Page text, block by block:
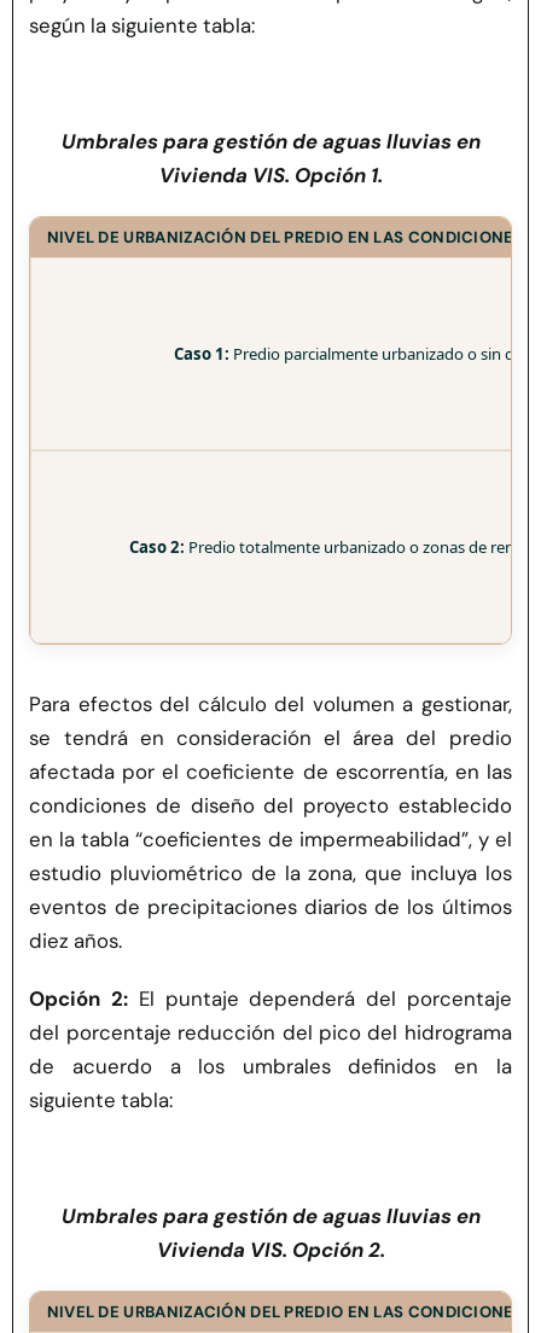
según la siguiente tabla:
Umbrales para gestión de aguas lluvias en
Vivienda VIS. Opción 1.
NIVEL DE URBANIZACIÓN DEL PREDIO EN LAS CONDICIONES
Caso 1: Predio parcialmente urbanizado o sin
Caso 2: Predio totalmente urbanizado o zonas de
Para efectos del cálculo del volumen a gestionar,
se tendrá en consideración el área del predio
afectada por el coeficiente de escorrentía, en las
condiciones de diseño del proyecto establecido
en la tabla “coeficientes de impermeabilidad”, y el
estudio pluviométrico de la zona, que incluya los
eventos de precipitaciones diarios de los últimos
diez años.
Opción 2: El puntaje dependerá del porcentaje
del porcentaje reducción del pico del hidrograma
de acuerdo a los umbrales definidos en la
siguiente tabla:
Umbrales para gestión de aguas lluvias en
Vivienda VIS. Opción 2.
NIVEL DE URBANIZACIÓN DEL PREDIO EN LAS CONDICIONES